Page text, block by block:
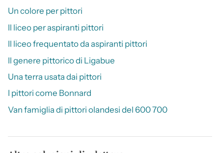
Un colore per pittori
Il liceo per aspiranti pittori
Il liceo frequentato da aspiranti pittori
Il genere pittorico di Ligabue
Una terra usata dai pittori
I pittori come Bonnard
Van famiglia di pittori olandesi del 600 700